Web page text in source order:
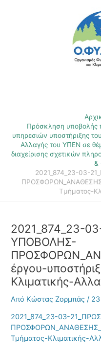
Πρόσκληση υποβολής
υπηρεσιών υποστήριξης
Αλλαγής του ΥΠΕΝ σε
διαχείρισης σχετικών
&
2021_874_23-03-
Τμήματος-
2021_874_23-
ΥΠΟΒΟΛΗΣ-
έργου-
Κλιματικής-
Από Κώστας Ζορμπάς/
2021_874_23-03-
Τμήματος-Κλιματικής-